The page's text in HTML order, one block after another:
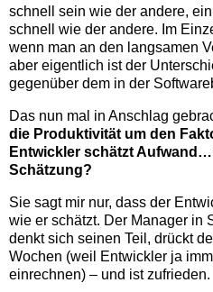
schnell sein wie der andere,
schnell wie der andere. Im
wenn man an den langsamen
aber eigentlich ist der
gegenüber dem in der
Das nun mal in Anschlag
die Produktivität um den
Entwickler schätzt
Schätzung?
Sie sagt mir nur, dass der
wie er schätzt. Der Manager in
denkt sich seinen Teil, drückt
Wochen (weil Entwickler ja
einrechnen) – und ist zufrieden.